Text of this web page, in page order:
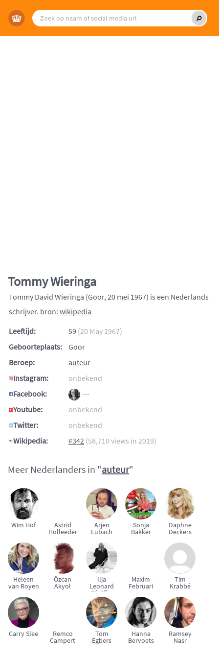
Tommy Wieringa
Tommy David Wieringa (Goor, 20 mei 1967) is een Nederlands
schrijver. bron: wikipedia
Leeftijd:
59 (20 May 1967)
Geboorteplaats:
Goor
Beroep:
auteur
Instagram:
onbekend
Facebook:
---
Youtube:
onbekend
Twitter:
onbekend
Wikipedia:
#342 (58,710 views in 2019)
Meer Nederlanders in "auteur"
Wim Hof Astrid
Holleeder
Arjen
Lubach
Sonja
Bakker
Daphne
Deckers
Heleen
van Royen
Özcan
Akyol
Ilja
Leonard
Pfeijffer
Maxim
Februari
Tim
Krabbé
Carry Slee Remco
Campert
Tom
Egbers
Hanna
Bervoets
Ramsey
Nasr